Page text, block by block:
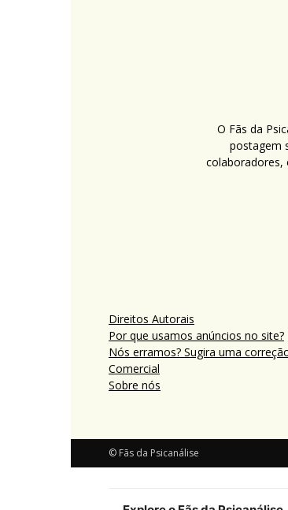
O Fãs da
postagem
colaboradores,
Direitos Autorais
Por que usamos anúncios no site?
Nós erramos? Sugira uma
Comercial
Sobre nós
© Fãs da Psicanálise